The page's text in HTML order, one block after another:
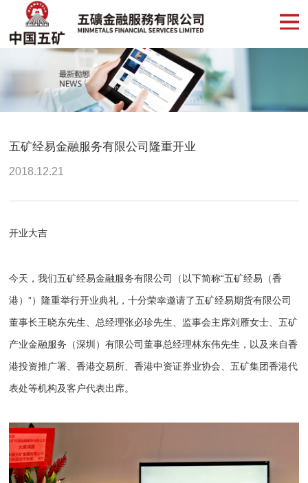
五矿经易金融服务有限公司隆重开业
2018.12.21
开业大吉
今天，我们五矿经易金融服务有限公司（以下简称“五矿经易（香
港）”）隆重举行开业典礼，十分荣幸邀请了五矿经易期货有限公司
董事长王晓东先生、总经理张必珍先生、监事会主席刘雁女士、五矿
产业金融服务（深圳）有限公司董事总经理林东伟先生，以及来自香
港投资推广署、香港交易所、香港中资证券业协会、五矿集团香港代
表处等机构及客户代表出席。